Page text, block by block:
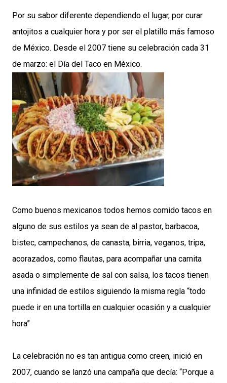
Por su sabor diferente dependiendo el lugar, por curar
antojitos a cualquier hora y por ser el platillo más famoso
de México. Desde el 2007 tiene su celebración cada 31
de marzo: el Día del Taco en México.
Como buenos mexicanos todos hemos comido tacos en
alguno de sus estilos ya sean de al pastor, barbacoa,
bistec, campechanos, de canasta, birria, veganos, tripa,
acorazados, como flautas, para acompañar una carnita
asada o simplemente de sal con salsa, los tacos tienen
una infinidad de estilos siguiendo la misma regla “todo
puede ir en una tortilla en cualquier ocasión y a cualquier
hora”
La celebración no es tan antigua como creen, inició en
2007, cuando se lanzó una campaña que decía: “Porque a